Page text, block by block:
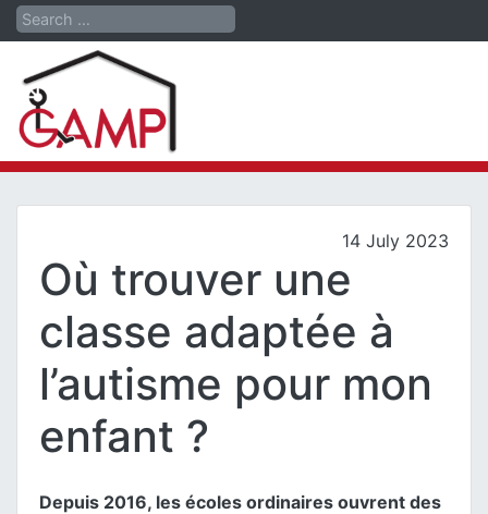
Search
14 July 2023
Où trouver une
classe adaptée à
l’autisme pour mon
enfant ?
Depuis 2016, les écoles ordinaires ouvrent des